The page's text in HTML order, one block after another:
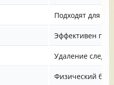
Подходят для
Эффективен при
Удаление
Физический